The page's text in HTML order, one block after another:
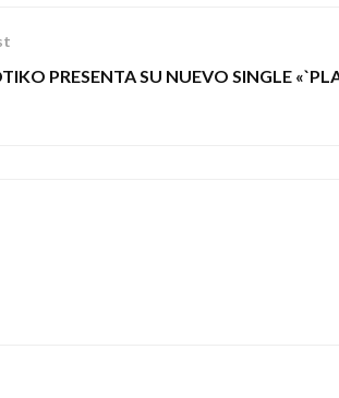
PRESENTA SU NUEVO SINGLE